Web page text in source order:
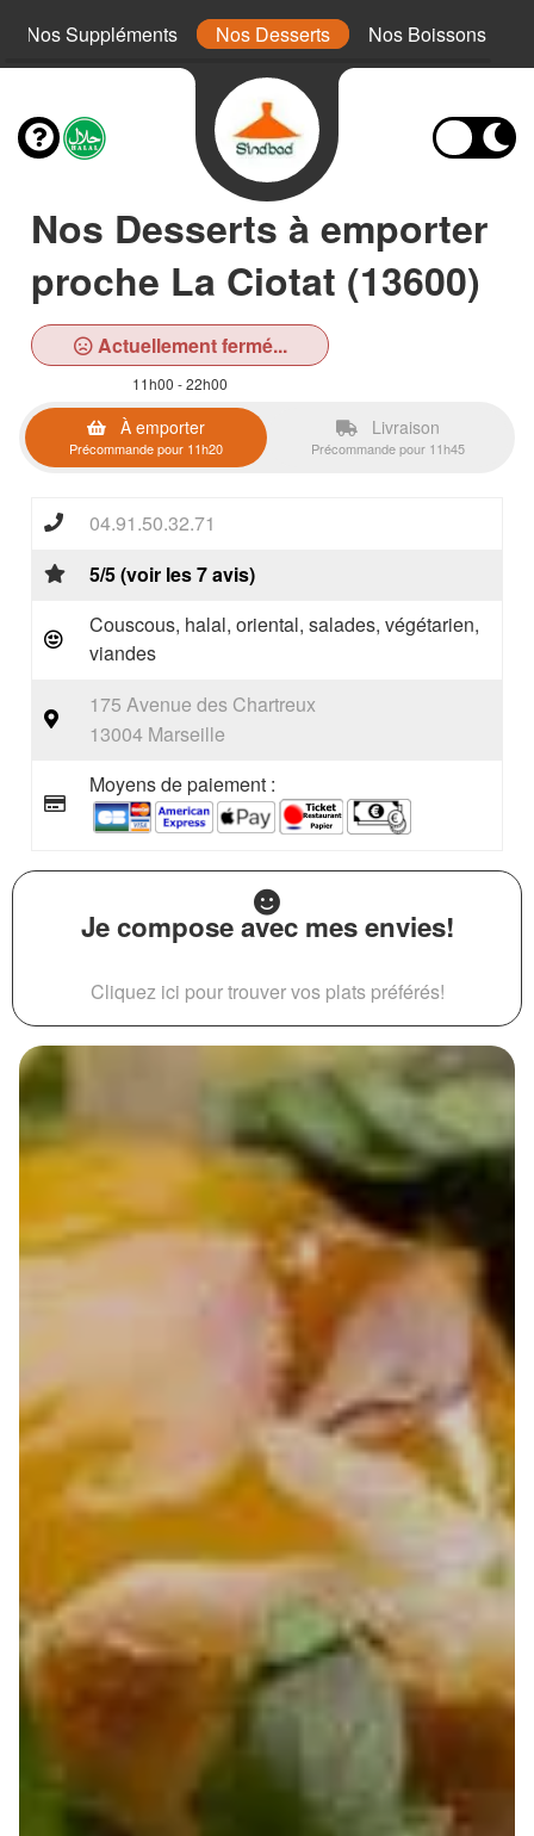
Nos Suppléments Nos Desserts Nos Boissons
Nos Desserts à emporter
proche La Ciotat (13600)
Actuellement fermé...
11h00 - 22h00
À emporter
Précommande pour 11h20
Livraison
Précommande pour 11h45
04.91.50.32.71
5/5 (voir les 7 avis)
Couscous, halal, oriental, salades, végétarien,
viandes
175 Avenue des Chartreux
13004 Marseille
Moyens de paiement :
Je compose avec mes envies!
Cliquez ici pour trouver vos plats préférés!